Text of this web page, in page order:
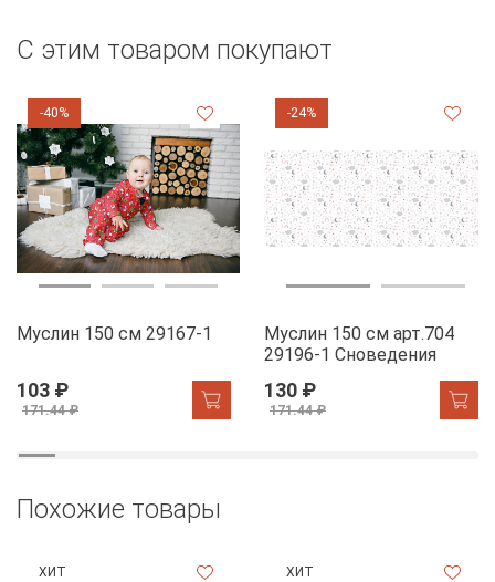
С этим товаром покупают
-40%
Муслин 150 см 29167-1
103 ₽
171.44 ₽
-24%
Муслин 150 см арт.704
29196-1 Сноведения
130 ₽
171.44 ₽
Похожие товары
ХИТ ХИТ